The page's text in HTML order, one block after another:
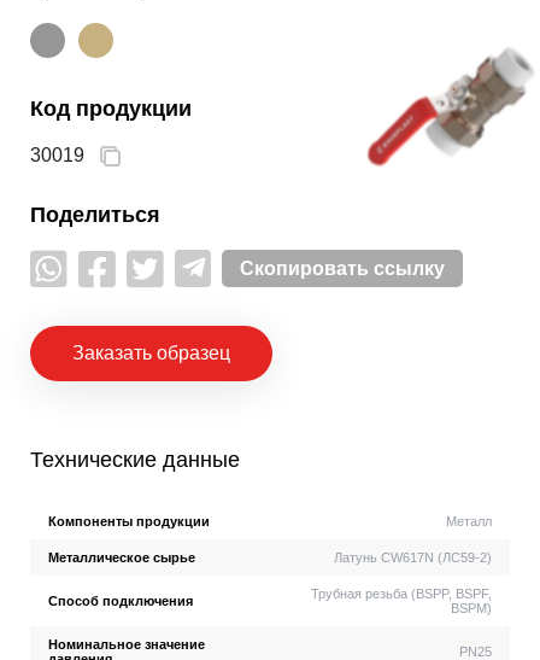
Код продукции
30019
Поделиться
Скопировать ссылку
Заказать образец
Технические данные
Компоненты продукции Металл
Металлическое сырье Латунь CW617N (ЛС59-2)
Способ подключения
Трубная резьба (BSPP, BSPF,
BSPM)
Номинальное значение
PN25